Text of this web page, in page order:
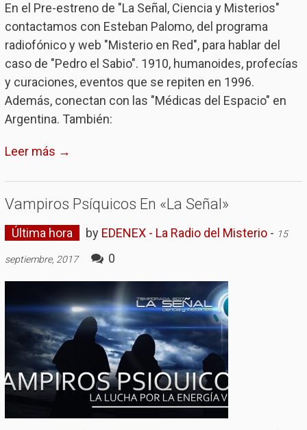
En el Pre-estreno de "La Señal, Ciencia y Misterios"
contactamos con Esteban Palomo, del programa
radiofónico y web "Misterio en Red", para hablar del
caso de "Pedro el Sabio". 1910, humanoides, profecías
y curaciones, eventos que se repiten en 1996.
Además, conectan con las "Médicas del Espacio" en
Argentina. También:
Leer más →
Vampiros Psíquicos En «La Señal»
Última hora by EDENEX - La Radio del Misterio- 15
septiembre, 2017 0